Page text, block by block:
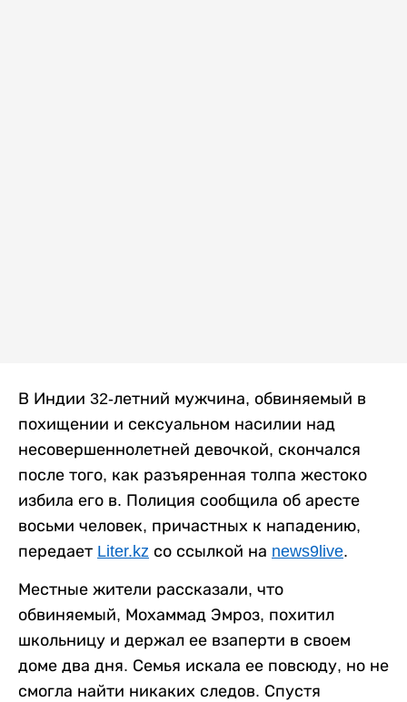
В Индии 32-летний мужчина, обвиняемый в
похищении и сексуальном насилии над
несовершеннолетней девочкой, скончался
после того, как разъяренная толпа жестоко
избила его в. Полиция сообщила об аресте
восьми человек, причастных к нападению,
передает Liter.kz со ссылкой на news9live.
Местные жители рассказали, что
обвиняемый, Мохаммад Эмроз, похитил
школьницу и держал ее взаперти в своем
доме два дня. Семья искала ее повсюду, но не
смогла найти никаких следов. Спустя